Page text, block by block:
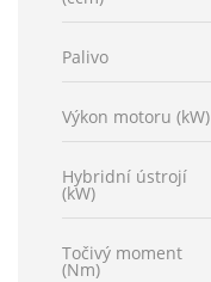
Palivo
Výkon motoru (kW)
Hybridní ústrojí
(kW)
Točivý moment
(Nm)